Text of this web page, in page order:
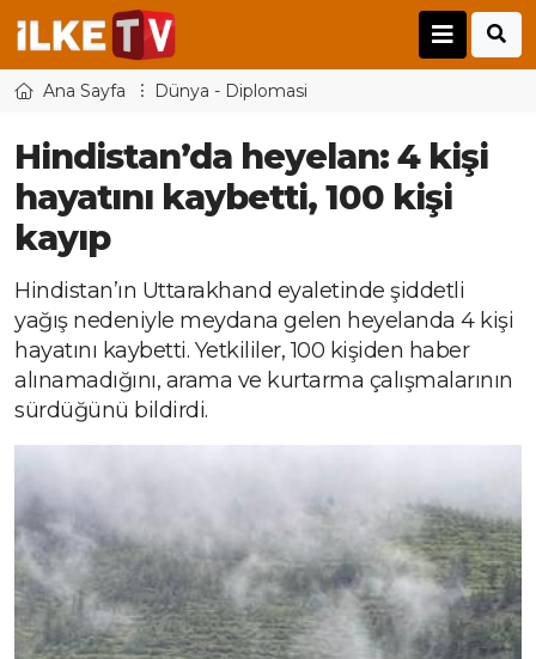
Ana Sayfa Dünya - Diplomasi
Hindistan’da heyelan: 4 kişi
hayatını kaybetti, 100 kişi
kayıp
Hindistan’ın Uttarakhand eyaletinde şiddetli
yağış nedeniyle meydana gelen heyelanda 4 kişi
hayatını kaybetti. Yetkililer, 100 kişiden haber
alınamadığını, arama ve kurtarma çalışmalarının
sürdüğünü bildirdi.